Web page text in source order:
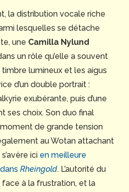
la distribution vocale riche
lesquelles se détache
une Camilla Nylund
un rôle qu’elle a souvent
lumineux et les aigus
d’un double portrait :
exubérante, puis d’une
ses choix. Son duo final
de grande tension
au Wotan attachant
ici en meilleure
Rheingold. L’autorité du
à la frustration, et la